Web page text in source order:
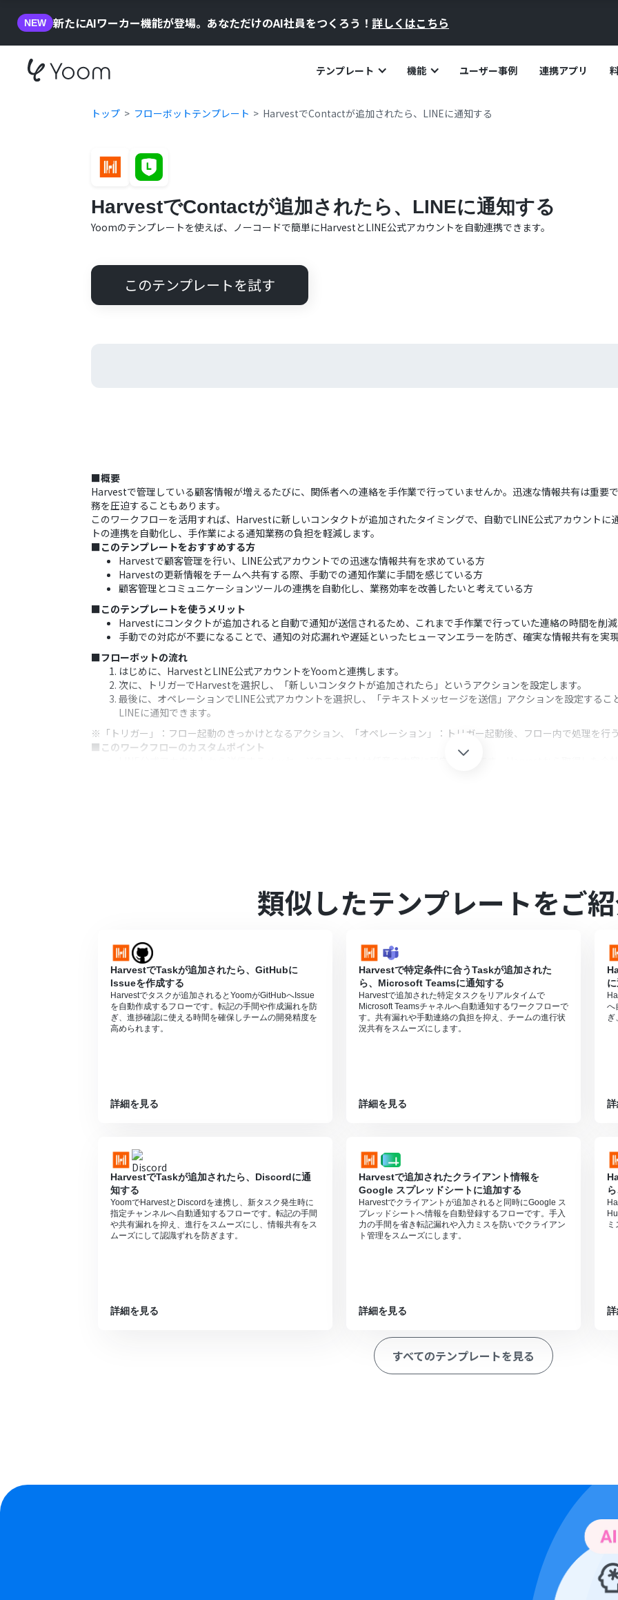
NEW 新たにAIワーカー機能が登場。あなただけのAI社員をつくろう！ 詳しくはこちら
テンプレート 機能 ユーザー事例 連携アプリ
トップ フローボットテンプレート HarvestでContactが追加されたら、LINEに通知する
HarvestでContactが追加されたら、LINEに通知する
Yoomのテンプレートを使えば、ノーコードで簡単にHarvestとLINE公式アカウントを自動連携できます。
このテンプレートを試す
■概要
Harvestで管理している顧客情報が増えるたびに、関係者への連絡を手作業で行っていませんか。迅速な情報共有は重要
務を圧迫することもあります。
このワークフローを活用すれば、Harvestに新しいコンタクトが追加されたタイミングで、自動でLINE公式アカウント
トの連携を自動化し、手作業による通知業務の負担を軽減します。
■このテンプレートをおすすめする方
Harvestで顧客管理を行い、LINE公式アカウントでの迅速な情報共有を求めている方
Harvestの更新情報をチームへ共有する際、手動での通知作業に手間を感じている方
顧客管理とコミュニケーションツールの連携を自動化し、業務効率を改善したいと考えている方
■このテンプレートを使うメリット
Harvestにコンタクトが追加されると自動で通知が送信されるため、これまで手作業で行っていた連絡の時間を削
手動での対応が不要になることで、通知の対応漏れや遅延といったヒューマンエラーを防ぎ、確実な情報共有を実
■フローボットの流れ
はじめに、HarvestとLINE公式アカウントをYoomと連携します。
次に、トリガーでHarvestを選択し、「新しいコンタクトが追加されたら」というアクションを設定します。
最後に、オペレーションでLINE公式アカウントを選択し、「テキストメッセージを送信」アクションを設定する
LINEに通知できます。
※「トリガー」：フロー起動のきっかけとなるアクション、「オペレーション」：トリガー起動後、フロー内で処理を行
■このワークフローのカスタムポイント
料金プラン のページをご参照ください。
類似したテンプレートをご
HarvestでTaskが追加されたら、GitHubに
Issueを作成する
Harvestでタスクが追加されるとYoomがGitHubへIssue
を自動作成するフローです。転記の手間や作成漏れを防
ぎ、進捗確認に使える時間を確保しチームの開発精度を
高められます。
詳細を見る
Harvestで特定条件に合うTaskが追加された
ら、Microsoft Teamsに通知する
Harvestで追加された特定タスクをリアルタイムで
Microsoft Teamsチャネルへ自動通知するワークフローで
す。共有漏れや手動連絡の負担を抑え、チームの進行状
況共有をスムーズにします。
詳細を見る
へ
ぎ
HarvestでTaskが追加されたら、Discordに通
知する
YoomでHarvestとDiscordを連携し、新タスク発生時に
指定チャンネルへ自動通知するフローです。転記の手間
や共有漏れを抑え、進行をスムーズにし、情報共有をス
ムーズにして認識ずれを防ぎます。
詳細を見る
Harvestで追加されたクライアント情報を
Google スプレッドシートに追加する
Harvestでクライアントが追加されると同時にGoogle ス
プレッドシートへ情報を自動登録するフローです。手入
力の手間を省き転記漏れや入力ミスを防いでクライアン
ト管理をスムーズにします。
詳細を見る
すべてのテンプレートを見る